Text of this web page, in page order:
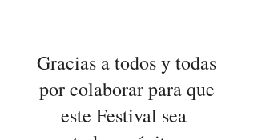
Gracias a todos y todas
por colaborar para que
este Festival sea